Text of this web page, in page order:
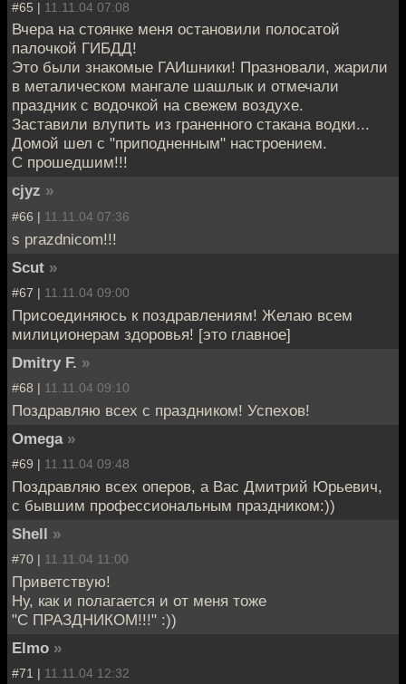
#65 | 11.11.04 07:08
Вчера на стоянке меня остановили полосатой
палочкой ГИБДД!
Это были знакомые ГАИшники! Празновали, жарили
в металическом мангале шашлык и отмечали
праздник с водочкой на свежем воздухе.
Заставили влупить из граненного стакана водки...
Домой шел с "приподненным" настроением.
С прошедшим!!!
cjyz »
#66 | 11.11.04 07:36
s prazdnicom!!!
Scut »
#67 | 11.11.04 09:00
Присоединяюсь к поздравлениям! Желаю всем
милиционерам здоровья! [это главное]
Dmitry F. »
#68 | 11.11.04 09:10
Поздравляю всех с праздником! Успехов!
Omega »
#69 | 11.11.04 09:48
Поздравляю всех оперов, а Вас Дмитрий Юрьевич,
с бывшим профессиональным праздником:))
Shell »
#70 | 11.11.04 11:00
Приветствую!
Ну, как и полагается и от меня тоже
"С ПРАЗДНИКОМ!!!" :))
Elmo »
#71 | 11.11.04 12:32